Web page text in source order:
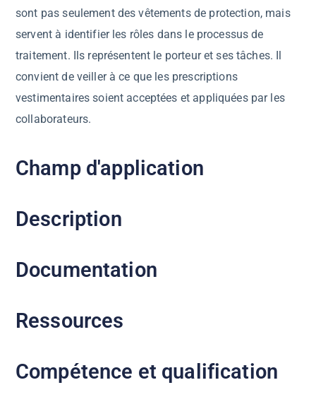
sont pas seulement des vêtements de protection, mais
servent à identifier les rôles dans le processus de
traitement. Ils représentent le porteur et ses tâches. Il
convient de veiller à ce que les prescriptions
vestimentaires soient acceptées et appliquées par les
collaborateurs.
Champ d'application
Description
Documentation
Ressources
Compétence et qualification